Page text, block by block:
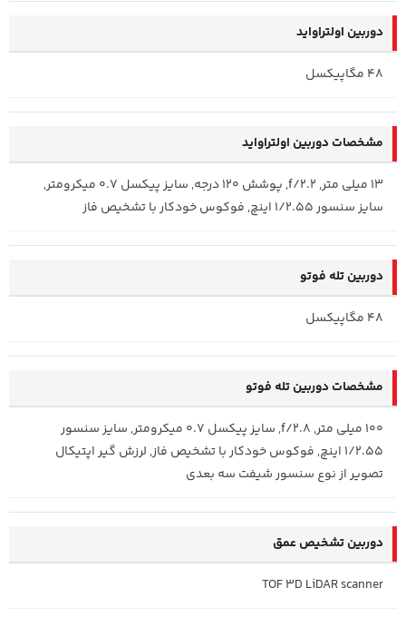
دوربین اولتراواید
48 مگاپیکسل
مشخصات دوربین اولتراواید
13 میلی متر, f/2.2, پوشش 120 درجه, سایز پیکسل 0.7 میکرومتر,
سایز سنسور 1/2.55 اینچ, فوکوس خودکار با تشخیص فاز
دوربین تله‌‌ فوتو
48 مگاپیکسل
مشخصات دوربین تله‌ فوتو
100 میلی متر, f/2.8, سایز پیکسل 0.7 میکرومتر, سایز سنسور
1/2.55 اینچ, فوکوس خودکار با تشخیص فاز, لرزش گیر اپتیکال
تصویر از نوع سنسور شیفت سه بعدی
دوربین تشخیص عمق
TOF 3D LiDAR scanner